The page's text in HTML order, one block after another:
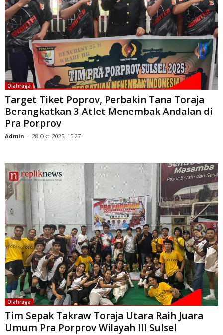
Olahraga
Target Tiket Poprov, Perbakin Tana Toraja
Berangkatkan 3 Atlet Menembak Andalan di
Pra Porprov
Admin - 28 Okt. 2025, 15.27
Olahraga
Tim Sepak Takraw Toraja Utara Raih Juara
Umum Pra Porprov Wilayah III Sulsel